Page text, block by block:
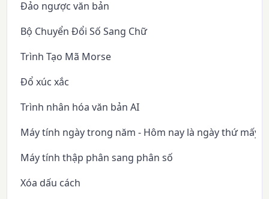
Đảo ngược văn bản
Bộ Chuyển Đổi Số Sang Chữ
Trình Tạo Mã Morse
Đổ xúc xắc
Trình nhân hóa văn bản AI
Máy tính ngày trong năm - Hôm nay là ngày thứ mấy
Máy tính thập phân sang phân số
Xóa dấu cách